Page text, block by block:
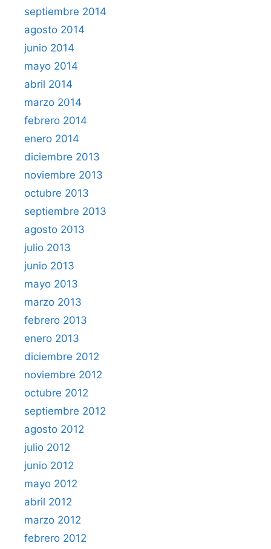
septiembre 2014
agosto 2014
junio 2014
mayo 2014
abril 2014
marzo 2014
febrero 2014
enero 2014
diciembre 2013
noviembre 2013
octubre 2013
septiembre 2013
agosto 2013
julio 2013
junio 2013
mayo 2013
marzo 2013
febrero 2013
enero 2013
diciembre 2012
noviembre 2012
octubre 2012
septiembre 2012
agosto 2012
julio 2012
junio 2012
mayo 2012
abril 2012
marzo 2012
febrero 2012